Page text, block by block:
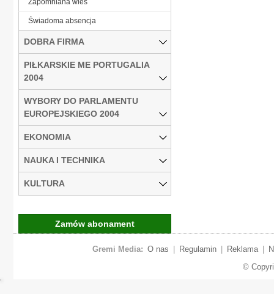
Świadoma absencja
DOBRA FIRMA
PIŁKARSKIE ME PORTUGALIA
2004
WYBORY DO PARLAMENTU
EUROPEJSKIEGO 2004
EKONOMIA
NAUKA I TECHNIKA
KULTURA
Zamów abonament
Gremi Media: O nas Regulamin Reklama
©